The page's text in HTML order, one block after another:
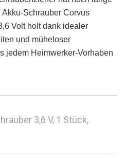
Schrauber Corvus
Volt holt dank idealer
und müheloser
jedem Heimwerker-Vorhaben
3,6 V, 1 Stück,